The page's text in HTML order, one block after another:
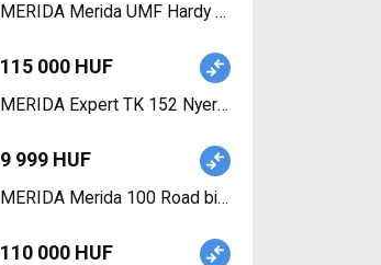
MERIDA Merida UMF Hardy 3 Mountain Bike 26"
115 000 HUF
9 999 HUF
MERIDA Merida 100 Road bike Shimano Sora
110 000 HUF